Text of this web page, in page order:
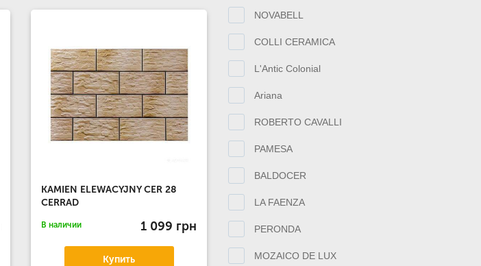
KAMIEN ELEWACYJNY CER 28
CERRAD
В наличии 1 099 грн
Купить
NOVABELL
COLLI CERAMICA
L'Antic Colonial
Ariana
ROBERTO CAVALLI
PAMESA
BALDOCER
LA FAENZA
PERONDA
MOZAICO DE LUX